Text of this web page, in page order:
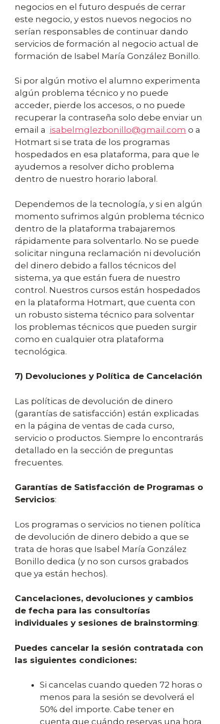
negocios en el futuro después de cerrar
este negocio, y estos nuevos negocios no
serían responsables de continuar dando
servicios de formación al negocio actual de
formación de Isabel María González Bonillo.
Si por algún motivo el alumno experimenta
algún problema técnico y no puede
acceder, pierde los accesos, o no puede
recuperar la contraseña solo debe enviar un
email a isabelmglezbonillo@gmail.com o a
Hotmart si se trata de los programas
hospedados en esa plataforma, para que le
ayudemos a resolver dicho problema
dentro de nuestro horario laboral.
Dependemos de la tecnología, y si en algún
momento sufrimos algún problema técnico
dentro de la plataforma trabajaremos
rápidamente para solventarlo. No se puede
solicitar ninguna reclamación ni devolución
del dinero debido a fallos técnicos del
sistema, ya que están fuera de nuestro
control. Nuestros cursos están hospedados
en la plataforma Hotmart, que cuenta con
un robusto sistema técnico para solventar
los problemas técnicos que pueden surgir
como en cualquier otra plataforma
tecnológica.
7) Devoluciones y Política de Cancelación
Las políticas de devolución de dinero
(garantías de satisfacción) están explicadas
en la página de ventas de cada curso,
servicio o productos. Siempre lo encontrarás
detallado en la sección de preguntas
frecuentes.
Garantías de Satisfacción de Programas o
Servicios:
Los programas o servicios no tienen política
de devolución de dinero debido a que se
trata de horas que Isabel María González
Bonillo dedica (y no son cursos grabados
que ya están hechos).
Cancelaciones, devoluciones y cambios
de fecha para las consultorías
individuales y sesiones de brainstorming:
Puedes cancelar la sesión contratada con
las siguientes condiciones:
Si cancelas cuando queden 72 horas o
menos para la sesión se devolverá el
50% del importe. Cabe tener en
cuenta que cuándo reservas una hora